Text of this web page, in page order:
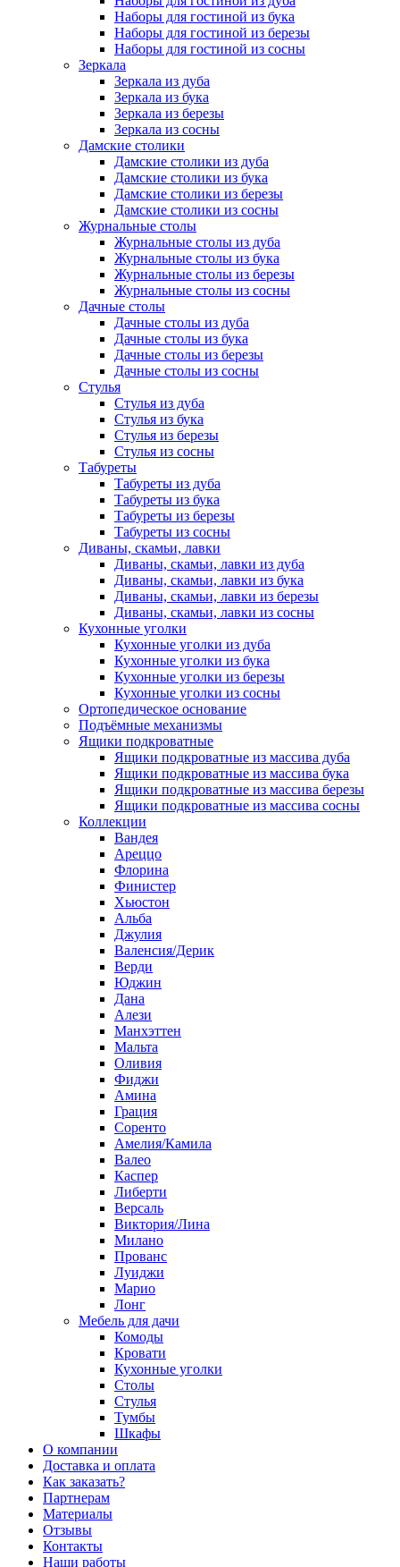
Наборы для гостиной из бука
Наборы для гостиной из березы
Наборы для гостиной из сосны
Зеркала
Зеркала из дуба
Зеркала из бука
Зеркала из березы
Зеркала из сосны
Дамские столики
Дамские столики из дуба
Дамские столики из бука
Дамские столики из березы
Дамские столики из сосны
Журнальные столы
Журнальные столы из дуба
Журнальные столы из бука
Журнальные столы из березы
Журнальные столы из сосны
Дачные столы
Дачные столы из дуба
Дачные столы из бука
Дачные столы из березы
Дачные столы из сосны
Стулья
Стулья из дуба
Стулья из бука
Стулья из березы
Стулья из сосны
Табуреты
Табуреты из дуба
Табуреты из бука
Табуреты из березы
Табуреты из сосны
Диваны, скамьи, лавки
Диваны, скамьи, лавки из дуба
Диваны, скамьи, лавки из бука
Диваны, скамьи, лавки из березы
Диваны, скамьи, лавки из сосны
Кухонные уголки
Кухонные уголки из дуба
Кухонные уголки из бука
Кухонные уголки из березы
Кухонные уголки из сосны
Ортопедическое основание
Подъёмные механизмы
Ящики подкроватные
Ящики подкроватные из массива дуба
Ящики подкроватные из массива бука
Ящики подкроватные из массива березы
Ящики подкроватные из массива сосны
Коллекции
Вандея
Ареццо
Флорина
Финистер
Хьюстон
Альба
Джулия
Валенсия/Дерик
Верди
Юджин
Дана
Алези
Манхэттен
Мальта
Оливия
Фиджи
Амина
Грация
Соренто
Амелия/Камила
Валео
Каспер
Либерти
Версаль
Виктория/Лина
Милано
Прованс
Луиджи
Марио
Лонг
Мебель для дачи
Комоды
Кровати
Кухонные уголки
Столы
Стулья
Тумбы
Шкафы
О компании
Доставка и оплата
Как заказать?
Партнерам
Материалы
Отзывы
Контакты
Наши работы